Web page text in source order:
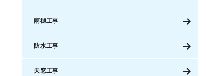
雨樋工事
防水工事
天窓工事